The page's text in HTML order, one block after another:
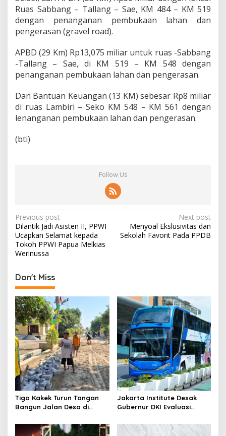
Ruas Sabbang – Tallang – Sae, KM 484 – KM 519
dengan penanganan pembukaan lahan dan
pengerasan (gravel road).
APBD (29 Km) Rp13,075 miliar untuk ruas -Sabbang
-Tallang – Sae, di KM 519 – KM 548 dengan
penanganan pembukaan lahan dan pengerasan.
Dan Bantuan Keuangan (13 KM) sebesar Rp8 miliar
di ruas Lambiri – Seko KM 548 – KM 561 dengan
lenanganan pembukaan lahan dan pengerasan.
(bti)
Follow Us
P
o
s
n
a
v
i
g
a
t
i
o
n
Previous post
Dilantik Jadi Asisten II, PPWI
Ucapkan Selamat kepada
Tokoh PPWI Papua Melkias
Werinussa
Next post
Menyoal Ekslusivitas dan
Sekolah Favorit Pada PPDB
Don't Miss
Tiga Kakek Turun Tangan
Bangun Jalan Desa di
Jakarta Institute Desak
Gubernur DKI Evaluasi
Penumpang Diturunkan